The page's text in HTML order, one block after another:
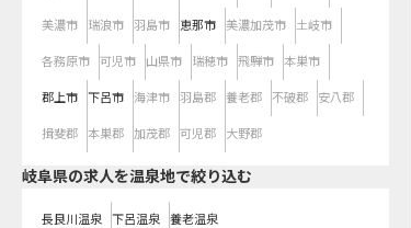
美濃市 瑞浪市 羽島市 恵那市 美濃加茂市 土岐市
各務原市 可児市 山県市 瑞穂市 飛騨市 本巣市
郡上市 下呂市 海津市 羽島郡 養老郡 不破郡 安八郡
揖斐郡 本巣郡 加茂郡 可児郡 大野郡
岐阜県の求人を温泉地で絞り込む
長良川温泉 下呂温泉 養老温泉